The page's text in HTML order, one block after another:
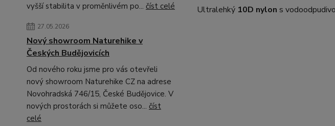
vyšší stabilita v proměnlivém po... číst celé
27.05.2026
Nový showroom Naturehike v
Českých Budějovicích
Od nového roku jsme pro vás otevřeli
nový showroom Naturehike CZ na adrese
Novohradská 746/15, České Budějovice. V
nových prostorách si můžete oso... číst
celé
Ultralehký 10D nylon s